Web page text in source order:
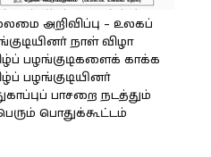
அறிவிப்பு – உலகப்
நாள் விழா
பழங்குடிகளைக் காக்க
பழங்குடியினர்
பாசறை நடத்தும்
பொதுக்கூட்டம்